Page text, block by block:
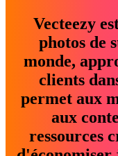
Vecteezy
photos de
monde,
clients
permet aux
aux
ressources